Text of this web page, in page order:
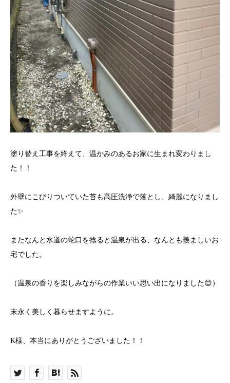
塗り替え工事を終えて、温かみのあるお家に生まれ変わりまし
た！！
外壁にこびりついていた苔も高圧洗浄で落とし、綺麗になりまし
た✨
またなんと水道の蛇口を捻ると温泉が出る、なんとも羨ましいお
宅でした。
（温泉の香りを楽しみながらの作業いい思い出になりました😊）
末永く美しく暮らせますように。
K様、本当にありがとうございました！！